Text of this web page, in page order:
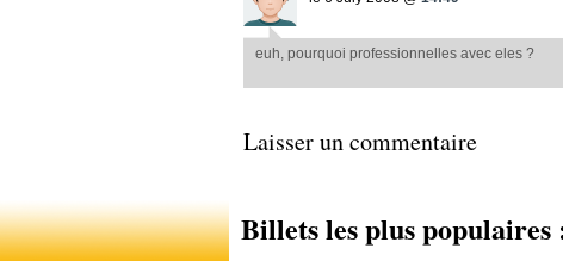
euh, pourquoi professionnelles avec eles ?
Laisser un commentaire
Billets les plus populaires